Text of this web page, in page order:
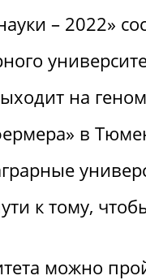
– 2022»
на
в
к тому,
можно